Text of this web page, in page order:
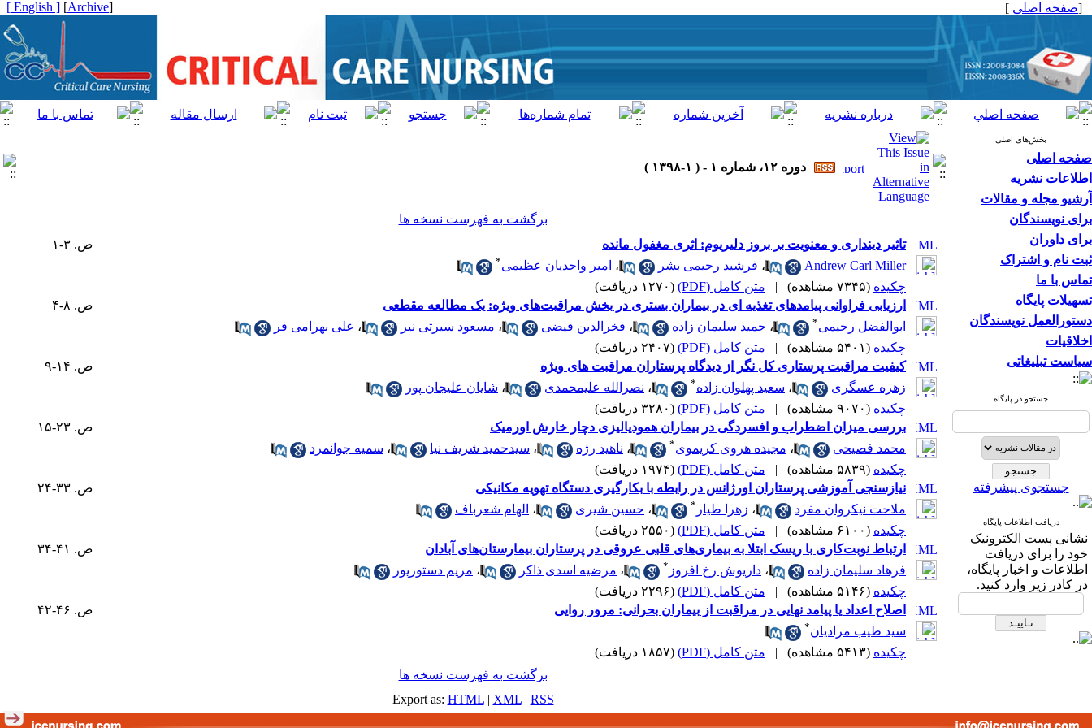
[صفحه اصلی ]
[
Archive
]
[ English ]
بخش‌های اصلی
صفحه اصلی
اطلاعات نشریه
آرشیو مجله و مقالات
برای نویسندگان
برای داوران
ثبت نام و اشتراک
تماس با ما
تسهیلات پایگاه
دستورالعمل نویسندگان
اخلاقیات
سیاست تبلیغاتی
جستجو در پایگاه
جستجوی پیشرفته
دریافت اطلاعات پایگاه
نشانی پست الکترونیک
خود را برای دریافت
اطلاعات و اخبار پایگاه،
در کادر زیر وارد کنید.
دوره ۱۲، شماره ۱ - ( ۱-۱۳۹۸ )
برگشت به فهرست نسخه ها
تاثیر دینداری و معنویت بر بروز دلیریوم: اثری مغفول مانده
ص. ۳-۱
Andrew Carl Miller
، فرشید رحیمی بشر ، امیر واحدیان عظیمی*
چکیده (۷۳۴۵ مشاهده) | متن کامل (PDF)
(۱۲۷۰ دریافت)
ارزیابی فراوانی پیامدهای تغذیه ای در بیماران بستری در بخش مراقبت‌های ویژه: یک مطالعه مقطعی
ص. ۸-۴
ابوالفضل رحیمی* ، حمید سلیمان زاده ، فخرالدین فیضی ، مسعود سیرتی نیر ، علی بهرامی فر
چکیده (۵۴۰۱ مشاهده) | متن کامل (PDF)
(۲۴۰۷ دریافت)
کیفیت مراقبت پرستاری کل نگر از دیدگاه پرستاران مراقبت های ویژه
ص. ۱۴-۹
زهره عسگری
، سعید پهلوان زاده* ، نصرالله علیمحمدی ، شایان علیجان پور
چکیده (۹۰۷۰ مشاهده) | متن کامل (PDF)
(۳۲۸۰ دریافت)
بررسی میزان اضطراب و افسردگی در بیماران همودیالیزی دچار خارش اورمیک
ص. ۲۳-۱۵
محمد فصیحی
، مجیده هروی کریموی* ، ناهید رژه ، سیدحمید شریف نیا ، سمیه جوانمرد
چکیده (۵۸۳۹ مشاهده) | متن کامل (PDF)
(۱۹۷۴ دریافت)
نیازسنجی آموزشی پرستاران اورژانس در رابطه با بکارگیری دستگاه تهویه مکانیکی
ص. ۳۳-۲۴
ملاحت نیکروان مفرد
، زهرا طیار * ، حسین شیری ، الهام شعرباف
چکیده (۶۱۰۰ مشاهده) | متن کامل (PDF)
(۲۵۵۰ دریافت)
ارتباط نوبت‌کاری با ریسک ابتلا به بیماری‌های قلبی عروقی در پرستاران بیمارستان‌های آبادان
ص. ۴۱-۳۴
فرهاد سلیمان زاده
، داریوش رخ افروز * ، مرضیه اسدی ذاکر ، مریم دستورپور
چکیده (۵۱۴۶ مشاهده) | متن کامل (PDF)
(۲۲۹۶ دریافت)
اصلاح اعداد یا پیامد نهایی در مراقبت از بیماران بحرانی: مرور روایی
ص. ۴۶-۴۲
سید طیب مرادیان*
چکیده (۵۴۱۳ مشاهده) | متن کامل (PDF)
(۱۸۵۷ دریافت)
برگشت به فهرست نسخه ها
Export as: HTML| XML| RSS